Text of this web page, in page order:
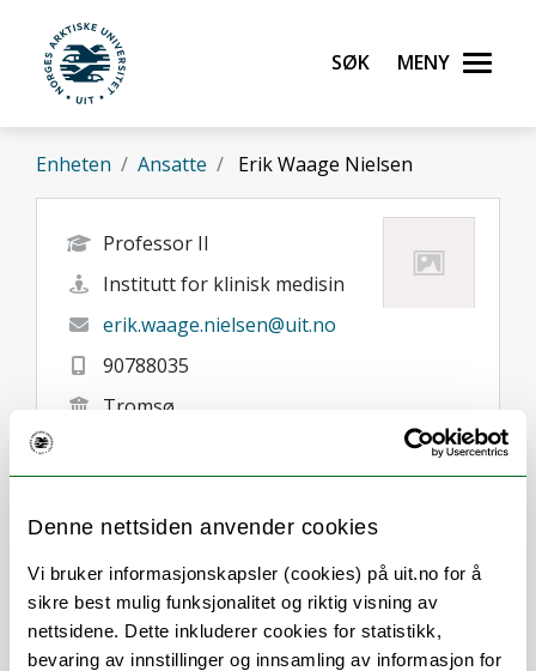
Denne nettsiden anvender cookies
Vi bruker informasjonskapsler (cookies) på uit.no for å
sikre best mulig funksjonalitet og riktig visning av
nettsidene. Dette inkluderer cookies for statistikk,
bevaring av innstillinger og innsamling av informasjon for
Gå til hovedinnhold
UiT Norges arktiske universitet
Søk Meny
Enheten Ansatte Erik Waage Nielsen
Professor II
Institutt for klinisk medisin
erik.waage.nielsen@uit.no
90788035
Tromsø
Om
Forskning og undervisning
Publikasjoner